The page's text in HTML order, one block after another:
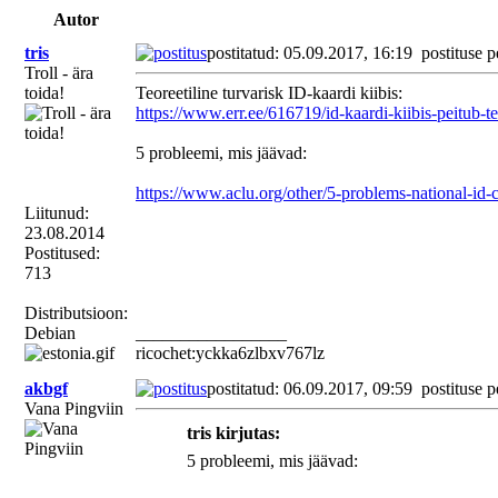
Autor
tris
Troll - ära
toida!
Liitunud:
23.08.2014
Postitused:
713
Distributsioon:
Debian
postitatud: 05.09.2017, 16:19 postituse
Teoreetiline turvarisk ID-kaardi kiibis:
https://www.err.ee/616719/id-kaardi-kiibis-peitub-
5 probleemi, mis jäävad:
https://www.aclu.org/other/5-problems-national-id-
ricochet:yckka6zlbxv767lz
akbgf
Vana Pingviin
postitatud: 06.09.2017, 09:59 postituse
tris kirjutas:
5 probleemi, mis jäävad: